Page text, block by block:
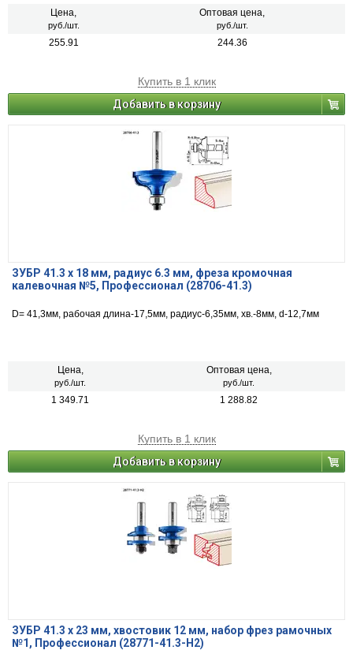
Цена,
руб./шт.
Оптовая цена,
руб./шт.
255.91 244.36
Купить в 1 клик
Добавить в корзину
ЗУБР 41.3 x 18 мм, радиус 6.3 мм, фреза кромочная
калевочная №5, Профессионал (28706-41.3)
D= 41,3мм, рабочая длина-17,5мм, радиус-6,35мм, хв.-8мм, d-12,7мм
Цена,
руб./шт.
Оптовая цена,
руб./шт.
1 349.71 1 288.82
Купить в 1 клик
Добавить в корзину
ЗУБР 41.3 x 23 мм, хвостовик 12 мм, набор фрез рамочных
№1, Профессионал (28771-41.3-H2)